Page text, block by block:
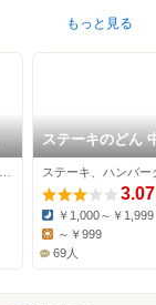
もっと見る
ステーキのどん
舌鳥店
3.07
Dinner:
￥1,000～￥1,999
Lunch:
～￥999
69人